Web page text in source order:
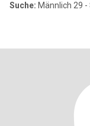
Suche: Männlich 29 -